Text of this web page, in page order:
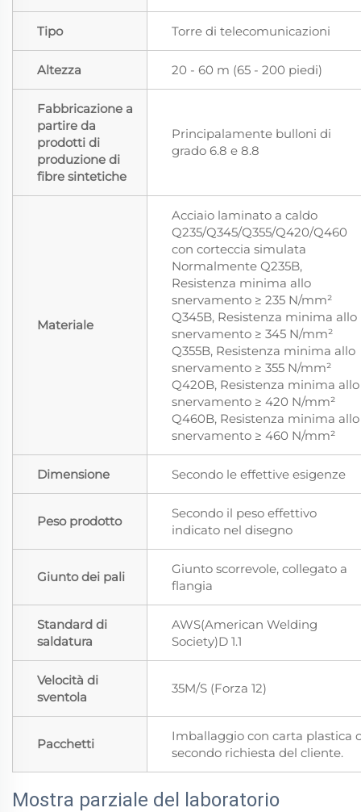
Tipo Torre di telecomunicazioni
Altezza 20 - 60 m (65 - 200 piedi)
Fabbricazione a
partire da
prodotti di
produzione di
fibre sintetiche
Principalamente bulloni di
grado 6.8 e 8.8
Materiale
Acciaio laminato a caldo
Q235/Q345/Q355/Q420/Q460
con corteccia simulata
Normalmente Q235B,
Resistenza minima allo
snervamento ≥ 235 N/mm²
Q345B, Resistenza minima allo
snervamento ≥ 345 N/mm²
Q355B, Resistenza minima allo
snervamento ≥ 355 N/mm²
Q420B, Resistenza minima allo
snervamento ≥ 420 N/mm²
Q460B, Resistenza minima allo
snervamento ≥ 460 N/mm²
Dimensione Secondo le effettive esigenze
Peso prodotto
Secondo il peso effettivo
indicato nel disegno
Giunto dei pali
Giunto scorrevole, collegato a
flangia
Standard di
saldatura
AWS(American Welding
Society)D 1.1
Velocità di
sventola
35M/S (Forza 12)
Pacchetti
Imballaggio con carta plastica
secondo richiesta del cliente.
Mostra parziale del laboratorio